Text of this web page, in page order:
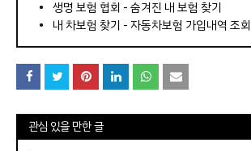
⠀­­­­­­­­؜؜؜؜­­­­­­­­؜؜؜؜• 생명 보험 협회 - 숨겨진 내 보험 찾기
내 차보험 찾기 - 자동차보험 가입내역 조회
관심 있을 만한 글